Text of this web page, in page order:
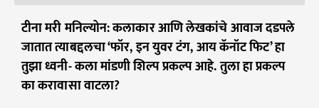
टीना मरी मनिल्योन: कलाकार आणि लेखकांचे आवाज दडपले
जातात त्याबद्दलचा ‘फॉर, इन युवर टंग, आय कॅनॉट फिट’ हा
तुझा ध्वनी- कला मांडणी शिल्प प्रकल्प आहे. तुला हा प्रकल्प
का करावासा वाटला?